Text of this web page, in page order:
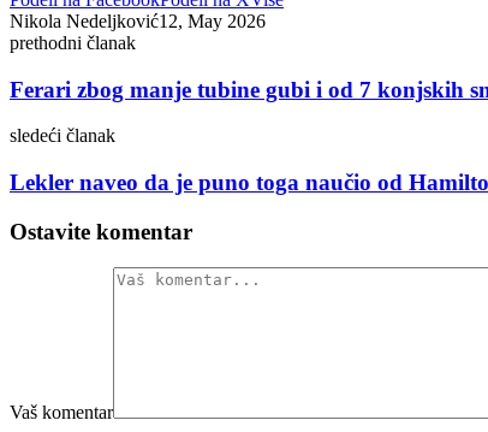
Nikola Nedeljković12, May 2026
prethodni članak
Ferari zbog manje tubine gubi i od 7 konjskih
sledeći članak
Lekler naveo da je puno toga naučio od
Ostavite komentar
Vaš komentar